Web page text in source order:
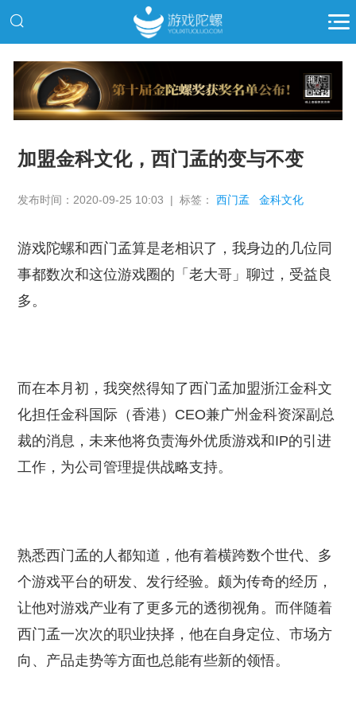
推广
加盟金科文化，西门孟的变与不变
发布时间：2020-09-25 10:03 | 标签：西门孟 金科文化
游戏陀螺和西门孟算是老相识了，我身边的几位同
事都数次和这位游戏圈的「老大哥」聊过，受益良
多。
而在本月初，我突然得知了西门孟加盟浙江金科文
化担任金科国际（香港）CEO兼广州金科资深副总
裁的消息，未来他将负责海外优质游戏和IP的引进
工作，为公司管理提供战略支持。
熟悉西门孟的人都知道，他有着横跨数个世代、多
个游戏平台的研发、发行经验。颇为传奇的经历，
让他对游戏产业有了更多元的透彻视角。而伴随着
西门孟一次次的职业抉择，他在自身定位、市场方
向、产品走势等方面也总能有些新的领悟。